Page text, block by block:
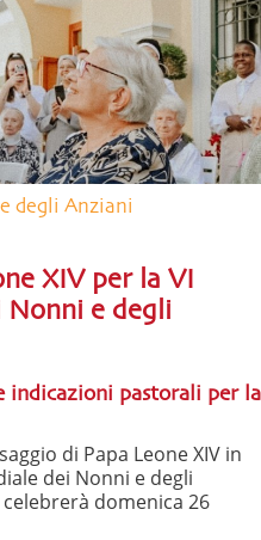
degli Anziani
XIV per la VI
e degli
indicazioni pastorali per la
di Papa Leone XIV in
dei Nonni e degli
domenica 26